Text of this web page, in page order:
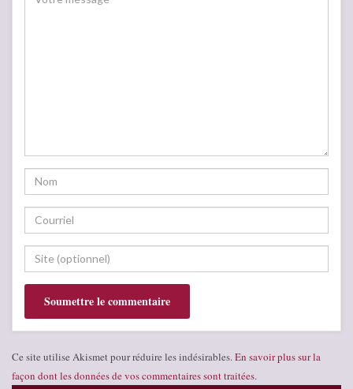
Ce site utilise Akismet pour réduire les indésirables. En savoir plus sur la
façon dont les données de vos commentaires sont traitées.